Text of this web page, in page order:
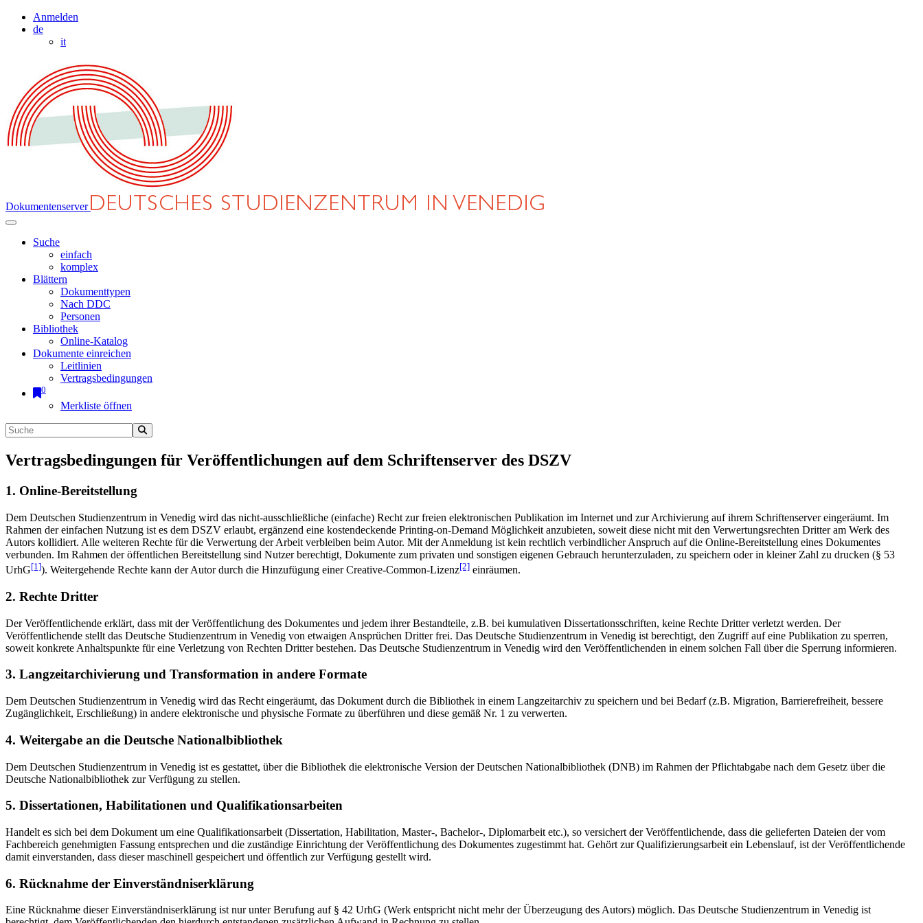
Anmelden
de
it
Dokumentenserver
Suche
einfach
komplex
Blättern
Dokumenttypen
Nach DDC
Personen
Bibliothek
Online-Katalog
Dokumente einreichen
Leitlinien
Vertragsbedingungen
0
Merkliste öffnen
Vertragsbedingungen für Veröffentlichungen auf dem Schriftenserver des DSZV
1. Online-Bereitstellung
Dem Deutschen Studienzentrum in Venedig wird das nicht-ausschließliche (einfache) Recht zur freien elektronischen Publikation im Internet und zur Archivierung auf ihrem Schriftenserver eingeräumt. Im
Rahmen der einfachen Nutzung ist es dem DSZV erlaubt, ergänzend eine kostendeckende Printing-on-Demand Möglichkeit anzubieten, soweit diese nicht mit den Verwertungsrechten Dritter am Werk des
Autors kollidiert. Alle weiteren Rechte für die Verwertung der Arbeit verbleiben beim Autor. Mit der Anmeldung ist kein rechtlich verbindlicher Anspruch auf die Online-Bereitstellung eines Dokumentes
verbunden. Im Rahmen der öffentlichen Bereitstellung sind Nutzer berechtigt, Dokumente zum privaten und sonstigen eigenen Gebrauch herunterzuladen, zu speichern oder in kleiner Zahl zu drucken (§ 53
UrhG[1]). Weitergehende Rechte kann der Autor durch die Hinzufügung einer Creative-Common-Lizenz[2] einräumen.
2. Rechte Dritter
Der Veröffentlichende erklärt, dass mit der Veröffentlichung des Dokumentes und jedem ihrer Bestandteile, z.B. bei kumulativen Dissertationsschriften, keine Rechte Dritter verletzt werden. Der
Veröffentlichende stellt das Deutsche Studienzentrum in Venedig von etwaigen Ansprüchen Dritter frei. Das Deutsche Studienzentrum in Venedig ist berechtigt, den Zugriff auf eine Publikation zu sperren,
soweit konkrete Anhaltspunkte für eine Verletzung von Rechten Dritter bestehen. Das Deutsche Studienzentrum in Venedig wird den Veröffentlichenden in einem solchen Fall über die Sperrung informieren.
3. Langzeitarchivierung und Transformation in andere Formate
Dem Deutschen Studienzentrum in Venedig wird das Recht eingeräumt, das Dokument durch die Bibliothek in einem Langzeitarchiv zu speichern und bei Bedarf (z.B. Migration, Barrierefreiheit, bessere
Zugänglichkeit, Erschließung) in andere elektronische und physische Formate zu überführen und diese gemäß Nr. 1 zu verwerten.
4. Weitergabe an die Deutsche Nationalbibliothek
Dem Deutschen Studienzentrum in Venedig ist es gestattet, über die Bibliothek die elektronische Version der Deutschen Nationalbibliothek (DNB) im Rahmen der Pflichtabgabe nach dem Gesetz über die
Deutsche Nationalbibliothek zur Verfügung zu stellen.
5. Dissertationen, Habilitationen und Qualifikationsarbeiten
Handelt es sich bei dem Dokument um eine Qualifikationsarbeit (Dissertation, Habilitation, Master-, Bachelor-, Diplomarbeit etc.), so versichert der Veröffentlichende, dass die gelieferten Dateien der vom
Fachbereich genehmigten Fassung entsprechen und die zuständige Einrichtung der Veröffentlichung des Dokumentes zugestimmt hat. Gehört zur Qualifizierungsarbeit ein Lebenslauf, ist der Veröffentlichende
damit einverstanden, dass dieser maschinell gespeichert und öffentlich zur Verfügung gestellt wird.
6. Rücknahme der Einverständniserklärung
Eine Rücknahme dieser Einverständniserklärung ist nur unter Berufung auf § 42 UrhG (Werk entspricht nicht mehr der Überzeugung des Autors) möglich. Das Deutsche Studienzentrum in Venedig ist